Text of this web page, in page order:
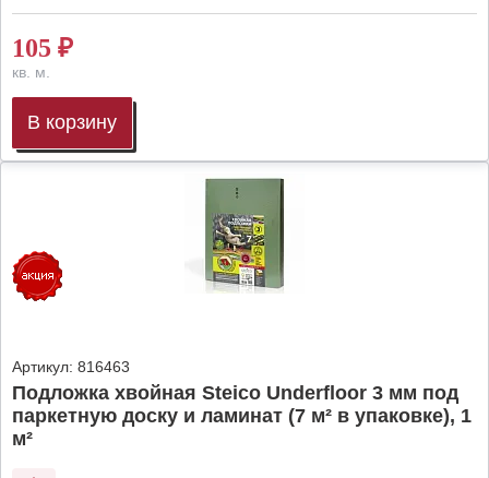
105 ₽
кв. м.
В корзину
Артикул: 816463
Подложка хвойная Steico Underfloor 3 мм под
паркетную доску и ламинат (7 м² в упаковке), 1
м²